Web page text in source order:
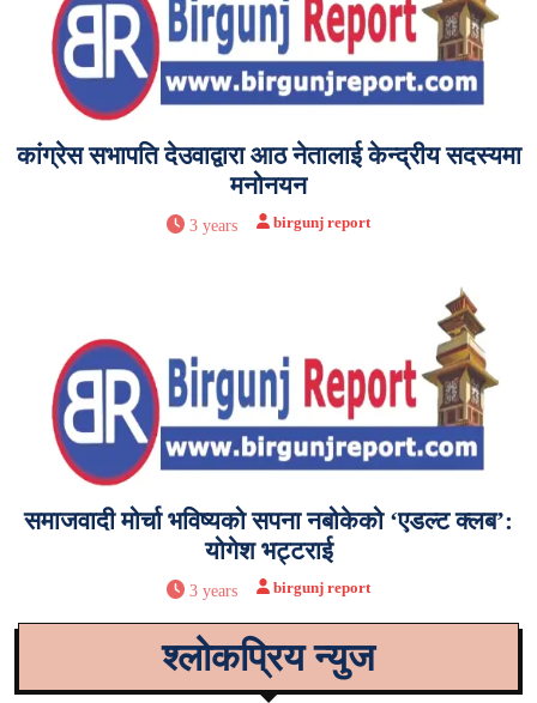
कांग्रेस सभापति देउवाद्वारा आठ नेतालाई केन्द्रीय सदस्यमा
मनोनयन
3 years birgunj report
समाजवादी मोर्चा भविष्यको सपना नबोकेको ‘एडल्ट क्लब’:
योगेश भट्टराई
3 years birgunj report
श्लोकप्रिय न्युज